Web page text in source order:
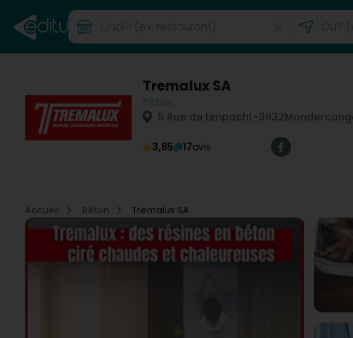
Tremalux SA
5 Rue de LimpachL-3932
3,65 17avis
Accueil
Béton Tremalux SA